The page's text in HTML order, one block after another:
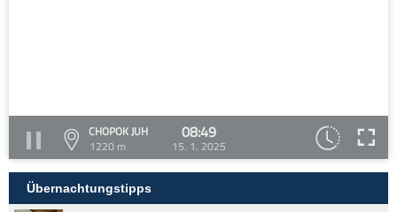
CHOPOK JUH
1220 m
08:49
15. 1. 2025
Übernachtungstipps